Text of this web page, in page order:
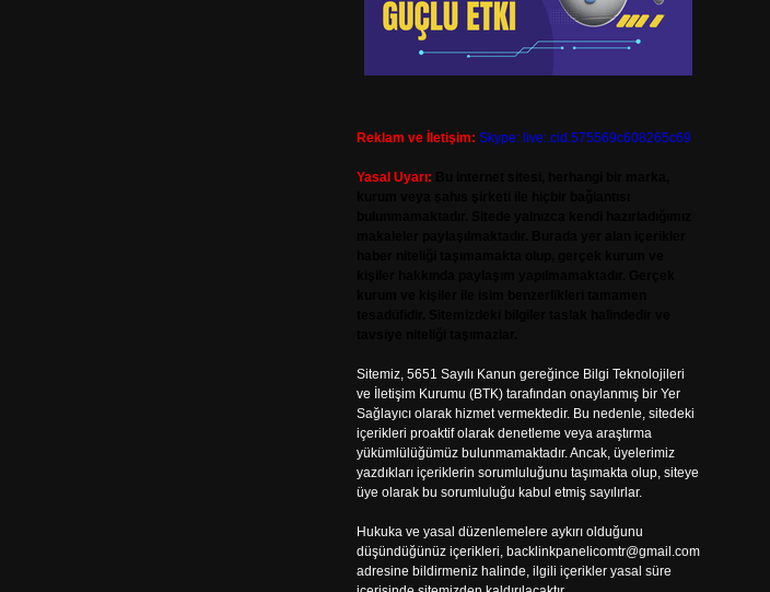
Reklam ve İletişim: Skype: live:.cid.575569c608265c69
Yasal Uyarı:
Sitemiz, 5651 Sayılı Kanun gereğince Bilgi Teknolojileri
ve İletişim Kurumu (BTK) tarafından onaylanmış bir Yer
Sağlayıcı olarak hizmet vermektedir. Bu nedenle, sitedeki
içerikleri proaktif olarak denetleme veya araştırma
yükümlülüğümüz bulunmamaktadır. Ancak, üyelerimiz
yazdıkları içeriklerin sorumluluğunu taşımakta olup, siteye
üye olarak bu sorumluluğu kabul etmiş sayılırlar.
Hukuka ve yasal düzenlemelere aykırı olduğunu
düşündüğünüz içerikleri, backlinkpanelicomtr@gmail.com
adresine bildirmeniz halinde, ilgili içerikler yasal süre